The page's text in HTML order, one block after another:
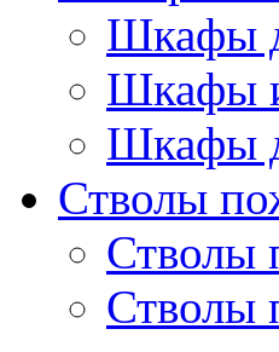
Шкафы
Шкафы
Шкафы
Стволы
Стволы
Стволы